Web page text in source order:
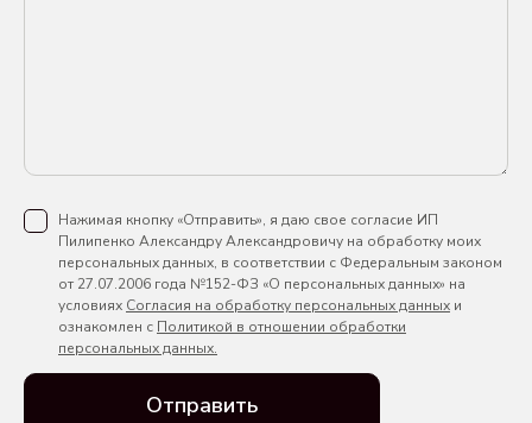
Нажимая кнопку «Отправить», я даю свое согласие ИП
Пилипенко Александру Александровичу на обработку моих
персональных данных, в соответствии с Федеральным законом
от 27.07.2006 года №152-ФЗ «О персональных данных» на
условиях Согласия на обработку персональных данных и
ознакомлен с Политикой в отношении обработки
персональных данных.
Отправить